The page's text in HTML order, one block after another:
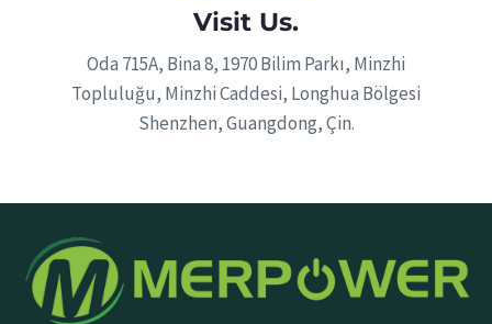
Visit Us.
Oda 715A, Bina 8, 1970 Bilim Parkı, Minzhi
Topluluğu, Minzhi Caddesi, Longhua Bölgesi
Shenzhen, Guangdong, Çin.